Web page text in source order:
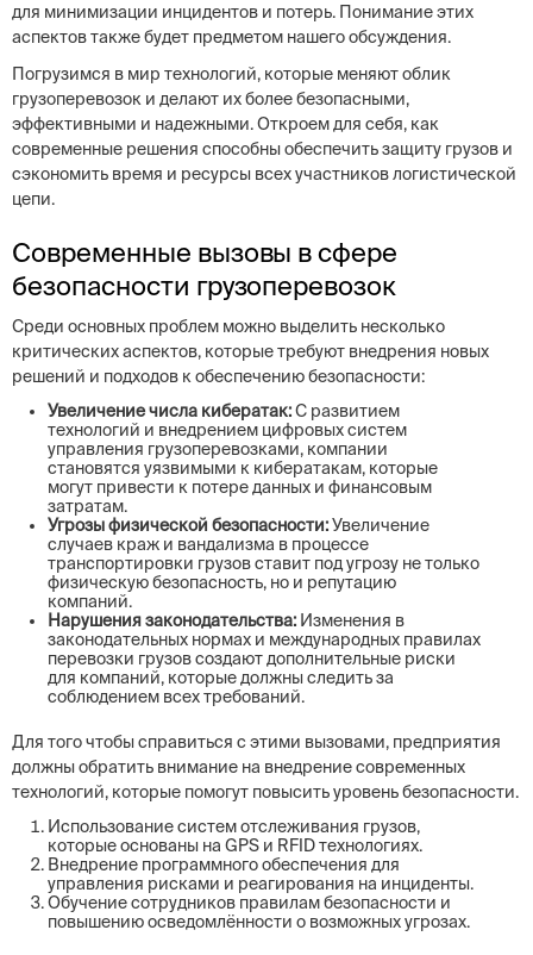
для минимизации инцидентов и потерь. Понимание этих
аспектов также будет предметом нашего обсуждения.
Погрузимся в мир технологий, которые меняют облик
грузоперевозок и делают их более безопасными,
эффективными и надежными. Откроем для себя, как
современные решения способны обеспечить защиту грузов и
сэкономить время и ресурсы всех участников логистической
цепи.
Современные вызовы в сфере
безопасности грузоперевозок
Среди основных проблем можно выделить несколько
критических аспектов, которые требуют внедрения новых
решений и подходов к обеспечению безопасности:
Увеличение числа кибератак:С развитием
технологий и внедрением цифровых систем
управления грузоперевозками, компании
становятся уязвимыми к кибератакам, которые
могут привести к потере данных и финансовым
затратам.
Угрозы физической безопасности:Увеличение
случаев краж и вандализма в процессе
транспортировки грузов ставит под угрозу не только
физическую безопасность, но и репутацию
компаний.
Нарушения законодательства: Изменения в
законодательных нормах и международных правилах
перевозки грузов создают дополнительные риски
для компаний, которые должны следить за
соблюдением всех требований.
Для того чтобы справиться с этими вызовами, предприятия
должны обратить внимание на внедрение современных
технологий, которые помогут повысить уровень безопасности.
Использование систем отслеживания грузов,
которые основаны на GPS и RFID технологиях.
Внедрение программного обеспечения для
управления рисками и реагирования на инциденты.
Обучение сотрудников правилам безопасности и
повышению осведомлённости о возможных угрозах.